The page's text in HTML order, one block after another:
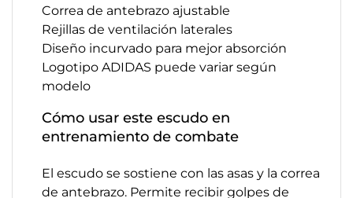
Correa de antebrazo ajustable
Rejillas de ventilación laterales
Diseño incurvado para mejor absorción
Logotipo ADIDAS puede variar según
modelo
Cómo usar este escudo en
entrenamiento de combate
El escudo se sostiene con las asas y la correa
de antebrazo. Permite recibir golpes de